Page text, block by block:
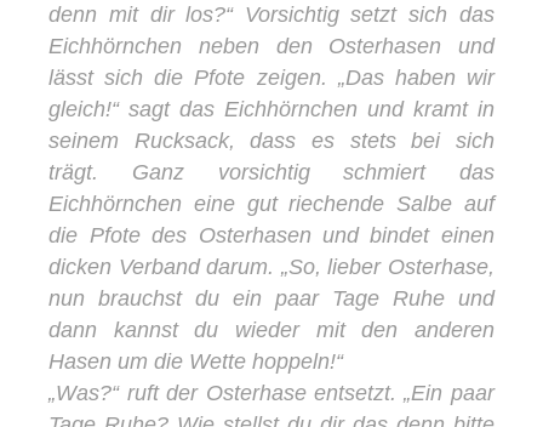
denn mit dir los?“ Vorsichtig setzt sich das
Eichhörnchen neben den Osterhasen und
lässt sich die Pfote zeigen. „Das haben wir
gleich!“ sagt das Eichhörnchen und kramt in
seinem Rucksack, dass es stets bei sich
trägt. Ganz vorsichtig schmiert das
Eichhörnchen eine gut riechende Salbe auf
die Pfote des Osterhasen und bindet einen
dicken Verband darum. „So, lieber Osterhase,
nun brauchst du ein paar Tage Ruhe und
dann kannst du wieder mit den anderen
Hasen um die Wette hoppeln!“
„Was?“ ruft der Osterhase entsetzt. „Ein paar